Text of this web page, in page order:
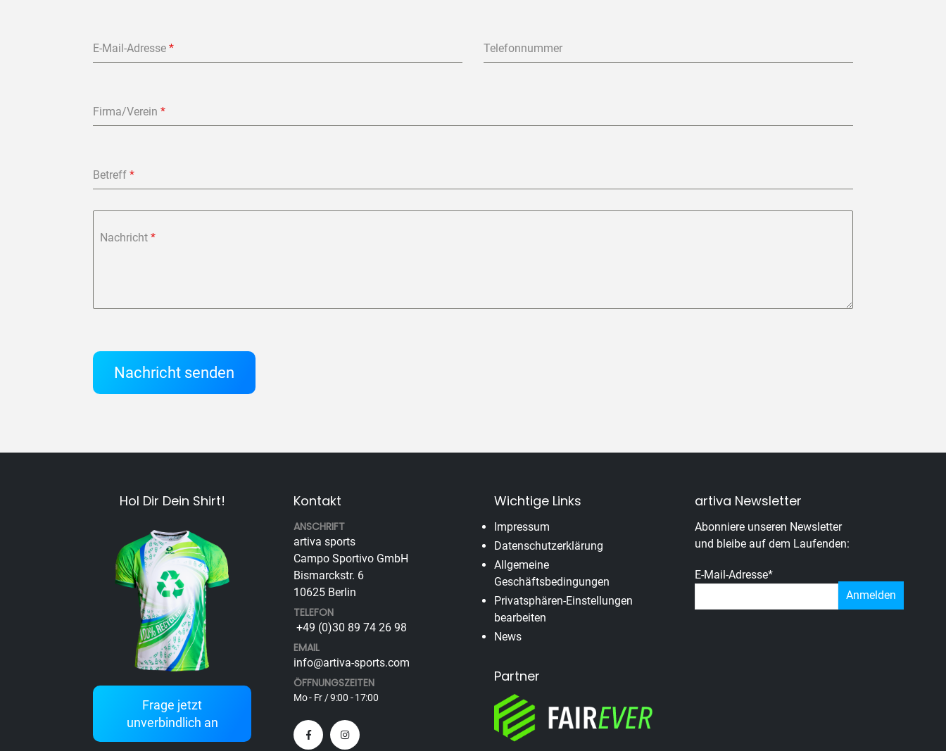
E-Mail-Adresse * Telefonnummer
Firma/Verein *
Betreff *
Nachricht *
Nachricht senden
Hol Dir Dein Shirt!
Frage jetzt
unverbindlich an
Kontakt
ANSCHRIFT
artiva sports
Campo Sportivo GmbH
Bismarckstr. 6
10625 Berlin
TELEFON
+49 (0)30 89 74 26 98
EMAIL
info@artiva-sports.com
ÖFFNUNGSZEITEN
Mo - Fr / 9:00 - 17:00
Wichtige Links
Impressum
Datenschutzerklärung
Allgemeine
Geschäftsbedingungen
Privatsphären-Einstellungen
bearbeiten
News
Partner
artiva Newsletter
Abonniere unseren Newsletter
und bleibe auf dem Laufenden:
E-Mail-Adresse*